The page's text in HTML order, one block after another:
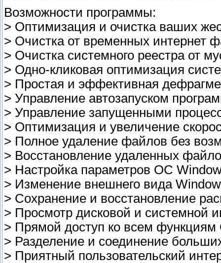
Возможности программы:
> Оптимизация и очистка ваших
> Очистка от временных интернет
> Очистка системного реестра от
> Одно-кликовая оптимизация
> Простая и эффективная
> Управление автозапуском
> Управление запущенными
> Оптимизация и увеличение
> Полное удаление файлов без
> Восстановление удаленных
> Настройка параметров ОС
> Изменение внешнего вида
> Сохранение и восстановление
> Просмотр дисковой и системной
> Прямой доступ ко всем
> Разделение и соединение
> Приятный пользовательский